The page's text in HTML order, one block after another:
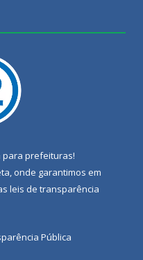
para prefeituras!
onde garantimos em
leis de transparência
Pública